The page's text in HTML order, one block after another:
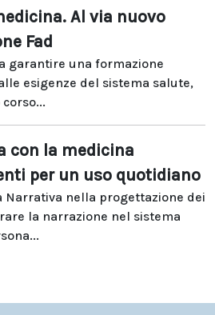
Al via nuovo
Fad
garantire una formazione
esigenze del sistema salute,
con la medicina
per un uso quotidiano
nella progettazione dei
la narrazione nel sistema